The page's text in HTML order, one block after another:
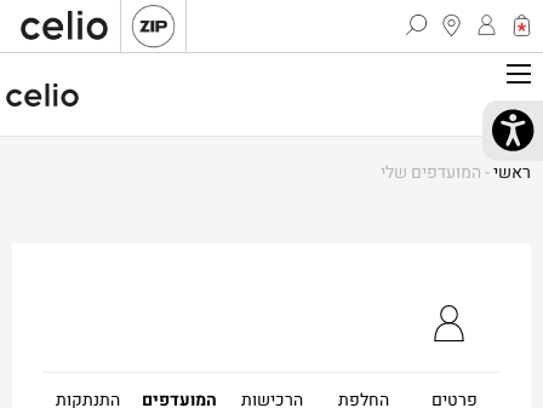
ראשי-המועדפים שלי
פרטים החלפת הרכישות המועדפים התנתקות